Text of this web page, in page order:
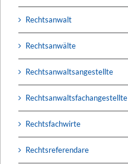
Rechtsanwalt
Rechtsanwälte
Rechtsanwaltsangestellte
Rechtsanwaltsfachangestellte
Rechtsfachwirte
Rechtsreferendare